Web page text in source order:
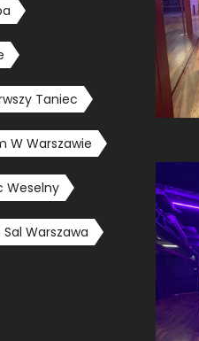
Taniec
W Warszawie
Weselny
Warszawa